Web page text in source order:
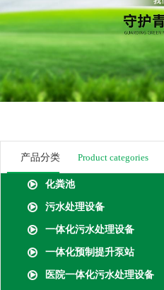
产品分类 Product categories
化粪池
污水处理设备
一体化污水处理设备
一体化预制提升泵站
医院一体化污水处理设备